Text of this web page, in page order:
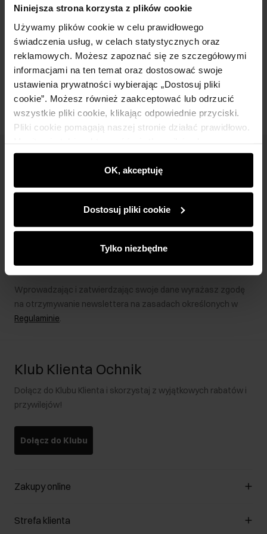
Niniejsza strona korzysta z plików cookie
Używamy plików cookie w celu prawidłowego
świadczenia usług, w celach statystycznych oraz
reklamowych. Możesz zapoznać się ze szczegółowymi
informacjami na ten temat oraz dostosować swoje
ustawienia prywatności wybierając „Dostosuj pliki
cookie”. Możesz również zaakceptować lub odrzucić
wszystkie pliki cookie, klikając odpowiednie przyciski.
Pliki cookie pomagają naszej stronie działać prawidłowo.
wyświetlać im dopasowane do ich preferencji treści,
rekomendacje oraz komunikaty reklamowe informujące o
najnowszych promocjach w e-sklepie. Informacje o tym,
partnerom społecznościowym, reklamowym i
analitycznym. Partnerzy mogą połączyć te informacje z
podczas korzystania z ich usług.
OK, akceptuję
Dostosuj pliki cookie
Tylko niezbędne
Opis produktu
Opinie
Bądź na bieżąco z nowościami i promocjami!
Wprowadzając i zatwierdzając swoje dane wyrażasz zgodę
na otrzymywanie newslettera na zasadach określonych w
Regulaminie.
Klub Klienta Ochnik
Dołącz do Klubu Klienta i skorzystaj z wyjątkowych rabatów i
przywilejów!
Dołącz do Klubu
Zakupy online
Zarządzaj cookies
Strefa klienta